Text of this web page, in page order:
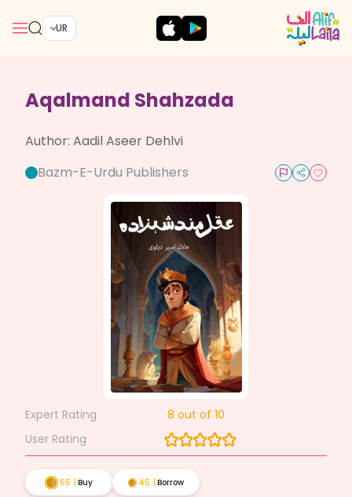
UR
Aqalmand Shahzada
Author: Aadil Aseer Dehlvi
Bazm-E-Urdu Publishers
Expert Rating 8 out of 10
User Rating
65 Buy 45 Borrow